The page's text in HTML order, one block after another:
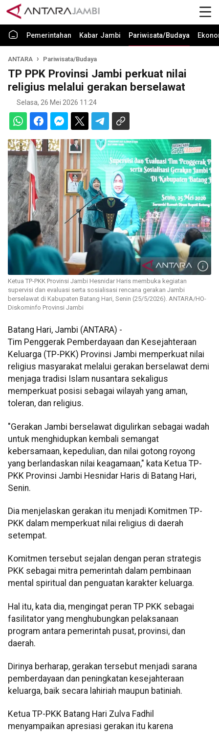
Pemerintahan Kabar Jambi Pariwisata/Budaya
ANTARA Pariwisata/Budaya
TP PPK Provinsi Jambi perkuat nilai
religius melalui gerakan berselawat
Selasa, 26 Mei 2026 11:24
Ketua TP-PKK Provinsi Jambi Hesnidar Haris membuka kegiatan
supervisi dan evaluasi serta sosialisasi rencana gerakan Jambi
berselawat di Kabupaten Batang Hari, Senin (25/5/2026). ANTARA/HO-
Diskominfo Provinsi Jambi
Batang Hari, Jambi (ANTARA) -
Tim Penggerak Pemberdayaan dan Kesejahteraan
Keluarga (TP-PKK) Provinsi Jambi memperkuat nilai
religius masyarakat melalui gerakan berselawat demi
menjaga tradisi Islam nusantara sekaligus
memperkuat posisi sebagai wilayah yang aman,
toleran, dan religius.
"Gerakan Jambi berselawat digulirkan sebagai wadah
untuk menghidupkan kembali semangat
kebersamaan, kepedulian, dan nilai gotong royong
yang berlandaskan nilai keagamaan," kata Ketua TP-
PKK Provinsi Jambi Hesnidar Haris di Batang Hari,
Senin.
Dia menjelaskan gerakan itu menjadi Komitmen TP-
PKK dalam memperkuat nilai religius di daerah
setempat.
Komitmen tersebut sejalan dengan peran strategis
PKK sebagai mitra pemerintah dalam pembinaan
mental spiritual dan penguatan karakter keluarga.
Hal itu, kata dia, mengingat peran TP PKK sebagai
fasilitator yang menghubungkan pelaksanaan
program antara pemerintah pusat, provinsi, dan
daerah.
Dirinya berharap, gerakan tersebut menjadi sarana
pemberdayaan dan peningkatan kesejahteraan
keluarga, baik secara lahiriah maupun batiniah.
Ketua TP-PKK Batang Hari Zulva Fadhil
menyampaikan apresiasi gerakan itu karena